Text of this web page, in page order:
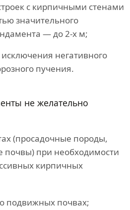
с кирпичными стенами
значительного
— до 2-х м;
негативного
пучения.
не желательно
(просадочные породы,
почвы) при необходимости
кирпичных
подвижных почвах;